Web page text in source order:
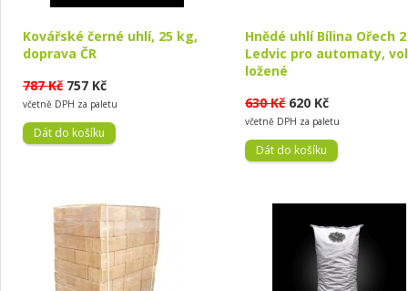
Kovářské černé uhlí, 25 kg,
doprava ČR
787 Kč 757 Kč
včetně DPH za paletu
Hnědé uhlí Bílina Ořech
Ledvic pro automaty,
ložené
630 Kč 620 Kč
včetně DPH za paletu